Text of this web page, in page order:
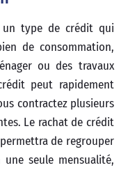
type de crédit qui
de consommation,
ou des travaux
peut rapidement
contractez plusieurs
Le rachat de crédit
de regrouper
seule mensualité,